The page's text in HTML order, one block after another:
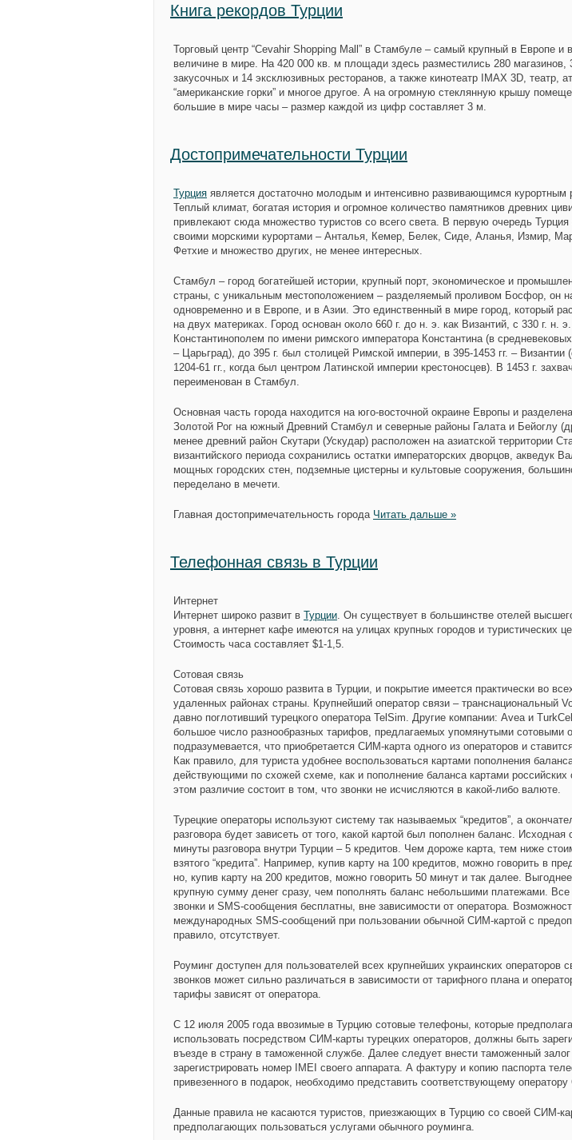
Книга рекордов Турции
Торговый центр “Cevahir Shopping Mall” в Стамбуле – самый крупный в Европе и
величине в мире. На 420 000 кв. м площади здесь разместились 280 магазинов,
закусочных и 14 эксклюзивных ресторанов, а также кинотеатр IMAX 3D, театр,
“американские горки” и многое другое. А на огромную стеклянную крышу
большие в мире часы – размер каждой из цифр составляет 3 м.
Достопримечательности Турции
Турция является достаточно молодым и интенсивно развивающимся курортным
Теплый климат, богатая история и огромное количество памятников древних
привлекают сюда множество туристов со всего света. В первую очередь Турция
своими морскими курортами – Анталья, Кемер, Белек, Сиде, Аланья, Измир,
Фетхие и множество других, не менее интересных.
Стамбул – город богатейшей истории, крупный порт, экономическое и
страны, с уникальным местоположением – разделяемый проливом Босфор, он
одновременно и в Европе, и в Азии. Это единственный в мире город, который
на двух материках. Город основан около 660 г. до н. э. как Византий, с 330 г. н.
Константинополем по имени римского императора Константина (в
– Царьград), до 395 г. был столицей Римской империи, в 395-1453 гг. – Византии
1204-61 гг., когда был центром Латинской империи крестоносцев). В 1453 г.
переименован в Стамбул.
Основная часть города находится на юго-восточной окраине Европы и
Золотой Рог на южный Древний Стамбул и северные районы Галата и Бейоглу
менее древний район Скутари (Ускудар) расположен на азиатской территории
византийского периода сохранились остатки императорских дворцов, акведук
мощных городских стен, подземные цистерны и культовые сооружения,
переделано в мечети.
Главная достопримечательность города Читать дальше »
Телефонная связь в Турции
Интернет
Интернет широко развит в Турции. Он существует в большинстве отелей
уровня, а интернет кафе имеются на улицах крупных городов и туристических
Стоимость часа составляет $1-1,5.
Сотовая связь
Сотовая связь хорошо развита в Турции, и покрытие имеется практически во
удаленных районах страны. Крупнейший оператор связи – транснациональный
давно поглотивший турецкого оператора TelSim. Другие компании: Avea и
большое число разнообразных тарифов, предлагаемых упомянутыми сотовыми
подразумевается, что приобретается СИМ-карта одного из операторов и
Как правило, для туриста удобнее воспользоваться картами пополнения
действующими по схожей схеме, как и пополнение баланса картами российских
этом различие состоит в том, что звонки не исчисляются в какой-либо валюте.
Турецкие операторы используют систему так называемых “кредитов”, а
разговора будет зависеть от того, какой картой был пополнен баланс. Исходная
минуты разговора внутри Турции – 5 кредитов. Чем дороже карта, тем ниже
взятого “кредита”. Например, купив карту на 100 кредитов, можно говорить в
но, купив карту на 200 кредитов, можно говорить 50 минут и так далее.
крупную сумму денег сразу, чем пополнять баланс небольшими платежами.
звонки и SMS-сообщения бесплатны, вне зависимости от оператора.
международных SMS-сообщений при пользовании обычной СИМ-картой с
правило, отсутствует.
Роуминг доступен для пользователей всех крупнейших украинских операторов
звонков может сильно различаться в зависимости от тарифного плана и
тарифы зависят от оператора.
С 12 июля 2005 года ввозимые в Турцию сотовые телефоны, которые
использовать посредством СИМ-карты турецких операторов, должны быть
въезде в страну в таможенной службе. Далее следует внести таможенный
зарегистрировать номер IMEI своего аппарата. А фактуру и копию паспорта
привезенного в подарок, необходимо представить соответствующему оператору
Данные правила не касаются туристов, приезжающих в Турцию со своей СИМ-
предполагающих пользоваться услугами обычного роуминга.